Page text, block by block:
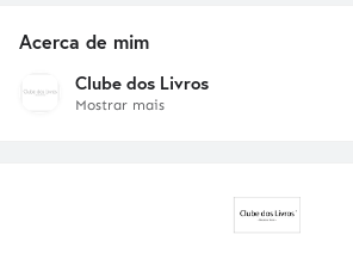
Acerca de mim
Clube dos Livros
Mostrar mais